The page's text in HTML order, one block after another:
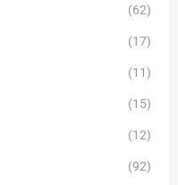
(62)
(17)
(11)
(15)
(12)
(92)